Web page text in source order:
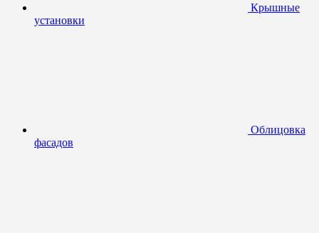
Крышные
установки
Облицовка
фасадов